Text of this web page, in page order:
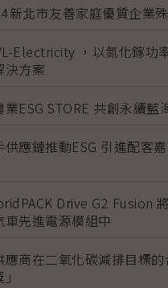
新北市友善家庭優質企業
Electricity ，以氮化鎵功
決方案
ESG STORE 共創永續藍
應鏈推動ESG 引進配客
Drive G2 Fusion
先進電源模組中
應商在二氧化碳減排目標的